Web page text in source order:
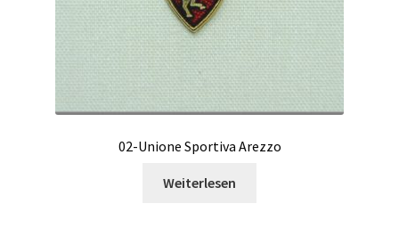
02-Unione Sportiva Arezzo
Weiterlesen